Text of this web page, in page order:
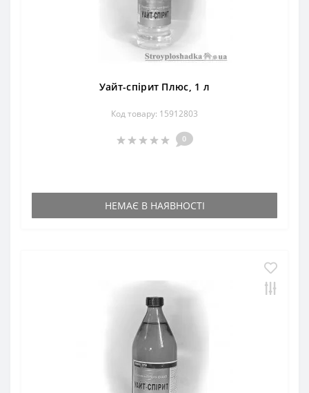
Уайт-спірит Плюс, 1 л
Код товару: 15912803
0
НЕМАЄ В НАЯВНОСТІ